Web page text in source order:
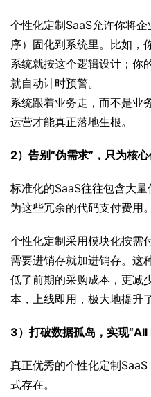
个性化定制SaaS允许你将
序）固化到系统里。比如，
系统就按这个逻辑设计；你
就自动计时预警。
系统跟着业务走，而不是业
运营才能真正落地生根。
2）告别“伪需求”，只为核
标准化的SaaS往往包含大
为这些冗余的代码支付费用。
个性化定制采用模块化按需
需要进销存就加进销存。这
低了前期的采购成本，更减
本，上线即用，极大地提升
3）打破数据孤岛，实现“All
真正优秀的个性化定制
式存在。